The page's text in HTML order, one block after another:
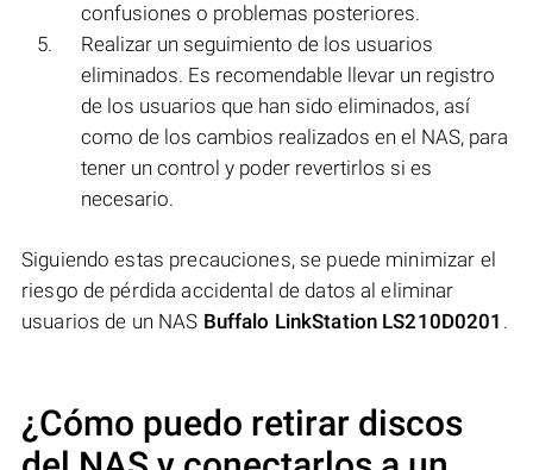
confusiones o problemas posteriores.
Realizar un seguimiento de los usuarios
eliminados. Es recomendable llevar un registro
de los usuarios que han sido eliminados, así
como de los cambios realizados en el NAS, para
tener un control y poder revertirlos si es
necesario.
Siguiendo estas precauciones, se puede minimizar el
riesgo de pérdida accidental de datos al eliminar
usuarios de un NAS Buffalo LinkStation LS210D0201 .
¿Cómo puedo retirar discos